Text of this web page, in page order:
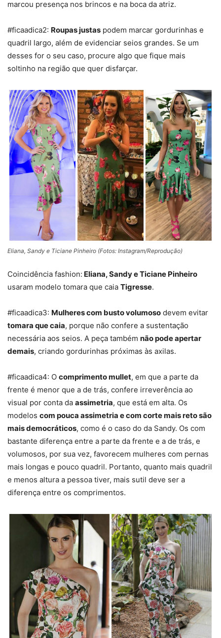
marcou presença nos brincos e na boca da atriz.
#ficaadica2: Roupas justas podem marcar gordurinhas e
quadril largo, além de evidenciar seios grandes. Se um
desses for o seu caso, procure algo que fique mais
soltinho na região que quer disfarçar.
Eliana, Sandy e Ticiane Pinheiro (Fotos: Instagram/Reprodução)
Coincidência fashion: Eliana, Sandy e Ticiane Pinheiro
usaram modelo tomara que caia Tigresse.
#ficaadica3: Mulheres com busto volumoso devem evitar
tomara que caia, porque não confere a sustentação
necessária aos seios. A peça também não pode apertar
demais, criando gordurinhas próximas às axilas.
#ficaadica4: O comprimento mullet, em que a parte da
frente é menor que a de trás, confere irreverência ao
visual por conta da assimetria, que está em alta. Os
modelos com pouca assimetria e com corte mais reto são
mais democráticos, como é o caso do da Sandy. Os com
bastante diferença entre a parte da frente e a de trás, e
volumosos, por sua vez, favorecem mulheres com pernas
mais longas e pouco quadril. Portanto, quanto mais quadril
e menos altura a pessoa tiver, mais sutil deve ser a
diferença entre os comprimentos.